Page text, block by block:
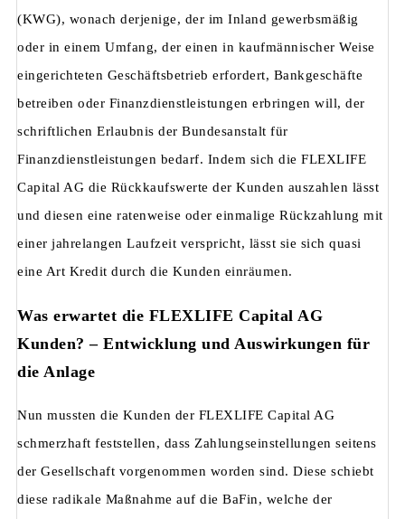
(KWG), wonach derjenige, der im Inland gewerbsmäßig
oder in einem Umfang, der einen in kaufmännischer Weise
eingerichteten Geschäftsbetrieb erfordert, Bankgeschäfte
betreiben oder Finanzdienstleistungen erbringen will, der
schriftlichen Erlaubnis der Bundesanstalt für
Finanzdienstleistungen bedarf. Indem sich die FLEXLIFE
Capital AG die Rückkaufswerte der Kunden auszahlen lässt
und diesen eine ratenweise oder einmalige Rückzahlung mit
einer jahrelangen Laufzeit verspricht, lässt sie sich quasi
eine Art Kredit durch die Kunden einräumen.
Was erwartet die FLEXLIFE Capital AG
Kunden? – Entwicklung und Auswirkungen für
die Anlage
Nun mussten die Kunden der FLEXLIFE Capital AG
schmerzhaft feststellen, dass Zahlungseinstellungen seitens
der Gesellschaft vorgenommen worden sind. Diese schiebt
diese radikale Maßnahme auf die BaFin, welche der